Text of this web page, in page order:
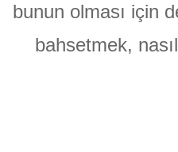
bunun olması için
bahsetmek,